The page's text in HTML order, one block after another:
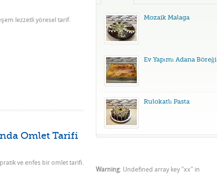
lezzetli yöresel tarif.
Omlet Tarifi
pratik ve enfes bir omlet tarifi.
Mozaik Malaga
Ev Yapımı Adana Böreği
Rulokatlı Pasta
Warning: Undefined array key "xx" in